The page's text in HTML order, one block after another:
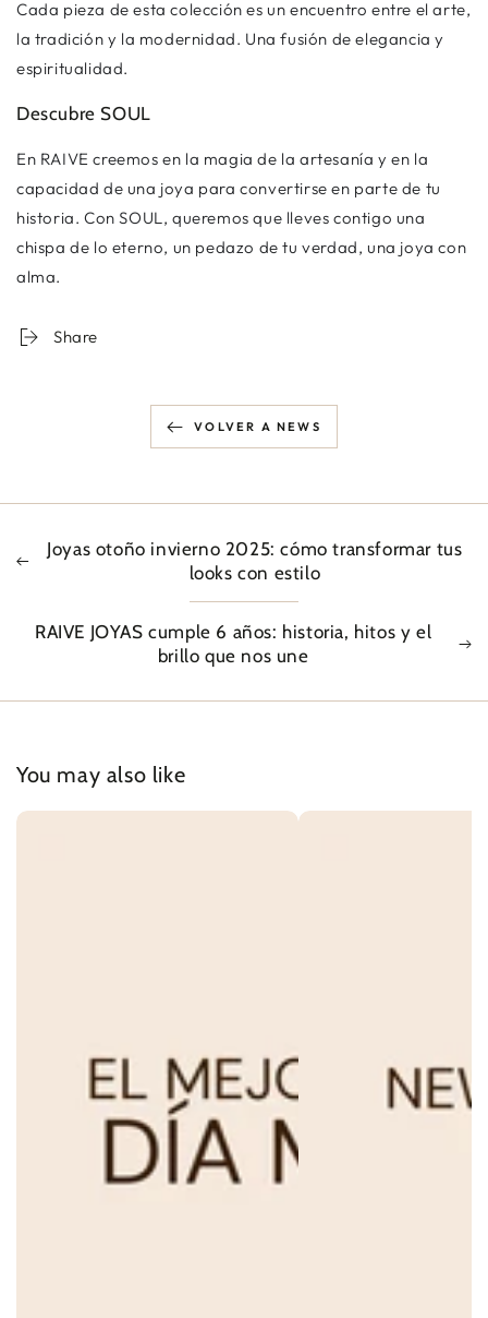
Cada pieza de esta colección es un encuentro entre el arte,
la tradición y la modernidad. Una fusión de elegancia y
espiritualidad.
Descubre SOUL
En RAIVE creemos en la magia de la artesanía y en la
capacidad de una joya para convertirse en parte de tu
historia. Con SOUL, queremos que lleves contigo una
chispa de lo eterno, un pedazo de tu verdad, una joya con
alma.
Share
VOLVER A NEWS
Joyas otoño invierno 2025: cómo transformar tus
looks con estilo
RAIVE JOYAS cumple 6 años: historia, hitos y el
brillo que nos une
You may also like